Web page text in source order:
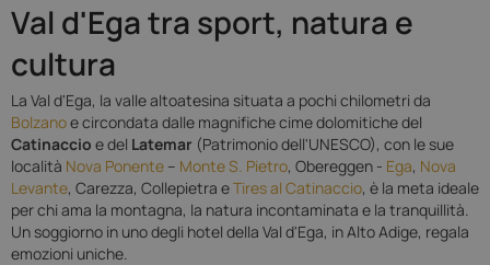
Val d'Ega tra sport, natura e
cultura
La Val d'Ega, la valle altoatesina situata a pochi chilometri da
Bolzanoe circondata dalle magnifiche cime dolomitiche del
Catinaccio e del Latemar (Patrimonio dell'UNESCO), con le sue
località Nova Ponente – Monte S. Pietro, Obereggen - Ega, Nova
Levante, Carezza, Collepietra eTires al Catinaccio, è la meta ideale
per chi ama la montagna, la natura incontaminata e la tranquillità.
Un soggiorno in uno degli hotel della Val d'Ega, in Alto Adige, regala
emozioni uniche.